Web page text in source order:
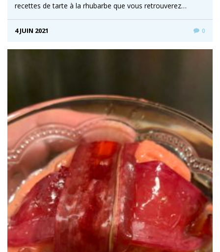
recettes de tarte à la rhubarbe que vous retrouverez…
4 JUIN 2021 0